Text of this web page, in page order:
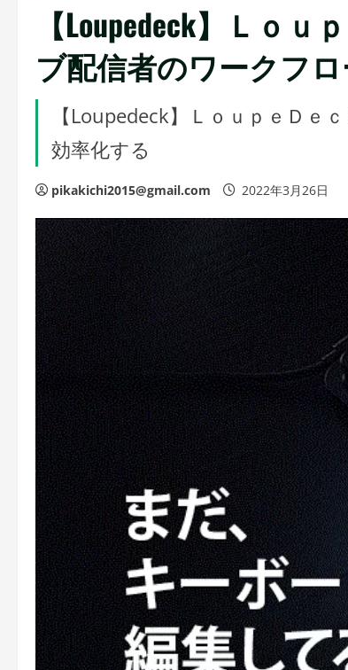
【Loupedeck】Ｌｏ
ブ配信者のワークフ
【Loupedeck】ＬｏｕｐｅＤｅ
効率化する
pikakichi2015@gmail.com 2022年3月26日